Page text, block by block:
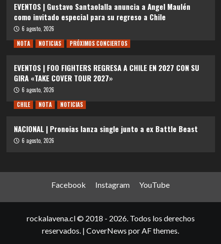
EVENTOS | Gustavo Santaolalla anuncia a Angel Maulén
como invitado especial para su regreso a Chile
6 agosto, 2026
NOTA
NOTICIAS PRÓXIMOS CONCIERTOS
EVENTOS | FOO FIGHTERS REGRESA A CHILE EN 2027 CON SU
GIRA «TAKE COVER TOUR 2027»
6 agosto, 2026
CHILE
NOTA NOTICIAS
NACIONAL | Pronoias lanza single junto a ex Battle Beast
6 agosto, 2026
Facebook Instagram YouTube
rockalavena.cl © 2018 - 2026. Todos los derechos
reservados. | CoverNews por AF themes.